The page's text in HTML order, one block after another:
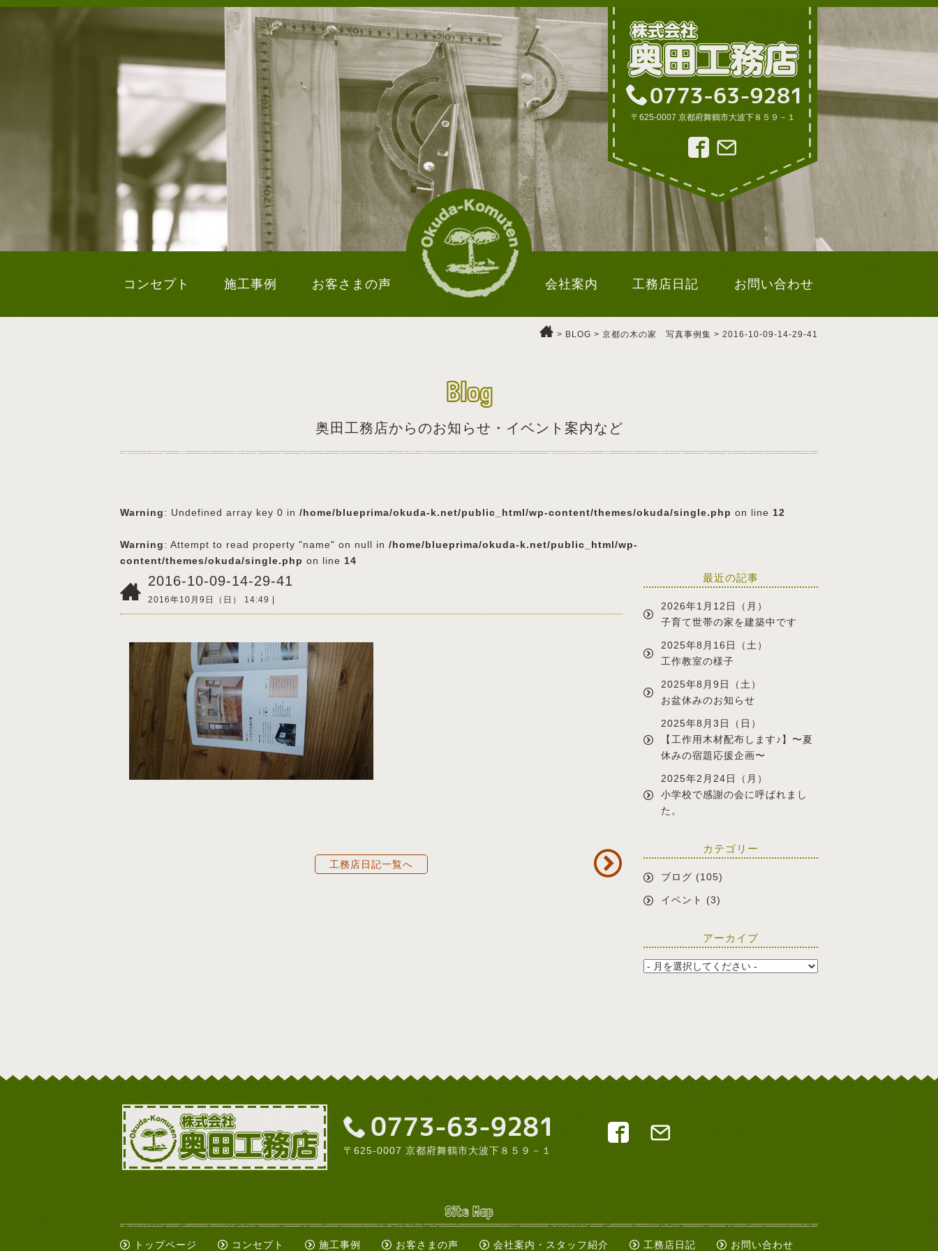
〒625-0007 京都府舞鶴市大波下８５９－１
コンセプト 施工事例 お客さまの声 会社案内 工務店日記 お問い合わせ
> BLOG > 京都の木の家 写真事例集 > 2016-10-09-14-29-41
Blog
奥田工務店からのお知らせ・イベント案内など
Warning: Undefined array key 0 in /home/blueprima/okuda-k.net/public_html/wp-content/themes/okuda/single.php on line 12
Warning: Attempt to read property "name" on null in /home/blueprima/okuda-k.net/public_html/wp-
content/themes/okuda/single.php on line 14
2016-10-09-14-29-41
2016年10月9日（日） 14:49 |
工務店日記一覧へ
最近の記事
2026年1月12日（月）
子育て世帯の家を建築中です
2025年8月16日（土）
工作教室の様子
2025年8月9日（土）
お盆休みのお知らせ
2025年8月3日（日）
【工作用木材配布します♪】〜夏
休みの宿題応援企画〜
2025年2月24日（月）
小学校で感謝の会に呼ばれまし
た。
カテゴリー
ブログ (105)
イベント (3)
アーカイブ
〒625-0007 京都府舞鶴市大波下８５９－１
Site Map
トップページ コンセプト 施工事例 お客さまの声 会社案内・スタッフ紹介 工務店日記 お問い合わせ